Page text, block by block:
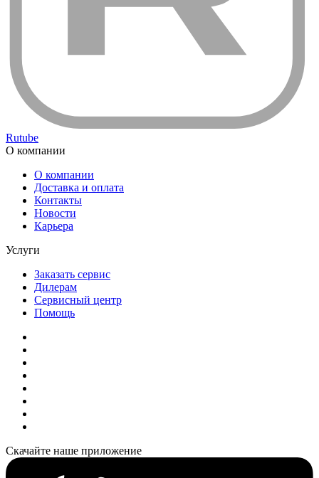
Rutube
О компании
О компании
Доставка и оплата
Контакты
Новости
Карьера
Услуги
Заказать сервис
Дилерам
Сервисный центр
Помощь
Скачайте наше приложение